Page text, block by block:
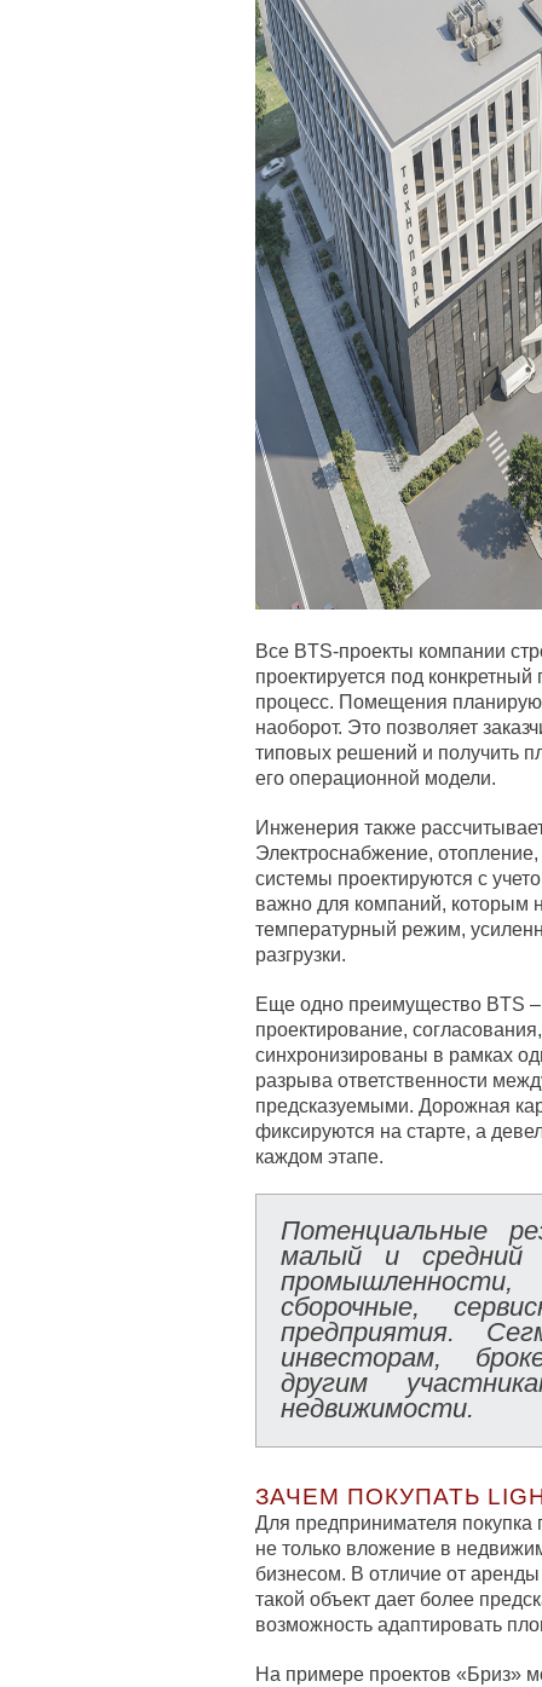
Все BTS-проекты компании
проектируется под
процесс. Помещения
наоборот. Это позволяет
типовых решений и получить
его операционной модели.
Инженерия также
Электроснабжение,
системы проектируются с
важно для компаний,
температурный режим,
разгрузки.
Еще одно преимущество BTS
проектирование,
синхронизированы в рамках
разрыва ответственности
предсказуемыми. Дорожная
фиксируются на старте, а
каждом этапе.
Потенциальные
малый и средний
промышленности,
сборочные,
предприятия.
инвесторам,
другим
недвижимости.
ЗАЧЕМ ПОКУПАТЬ
Для предпринимателя
не только вложение в
бизнесом. В отличие от
такой объект дает более
возможность адаптировать
На примере проектов «Бриз»